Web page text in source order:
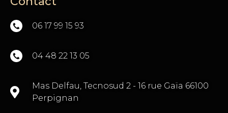
06 17 99 15 93
04 48 22 13 05
Mas Delfau, Tecnosud 2 - 16 rue Gaïa 66100
Perpignan